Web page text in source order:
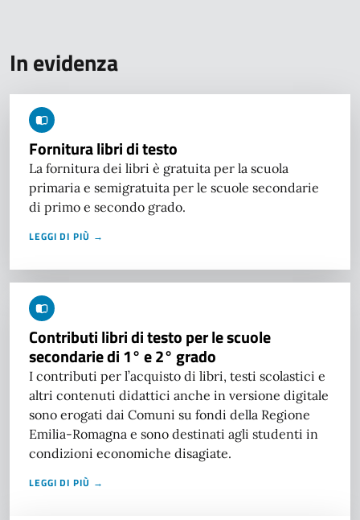
In evidenza
Fornitura libri di testo
La fornitura dei libri è gratuita per la scuola
primaria e semigratuita per le scuole secondarie
di primo e secondo grado.
LEGGI DI PIÙ →
Contributi libri di testo per le scuole
secondarie di 1° e 2° grado
I contributi per l’acquisto di libri, testi scolastici e
altri contenuti didattici anche in versione digitale
sono erogati dai Comuni su fondi della Regione
Emilia-Romagna e sono destinati agli studenti in
condizioni economiche disagiate.
LEGGI DI PIÙ →